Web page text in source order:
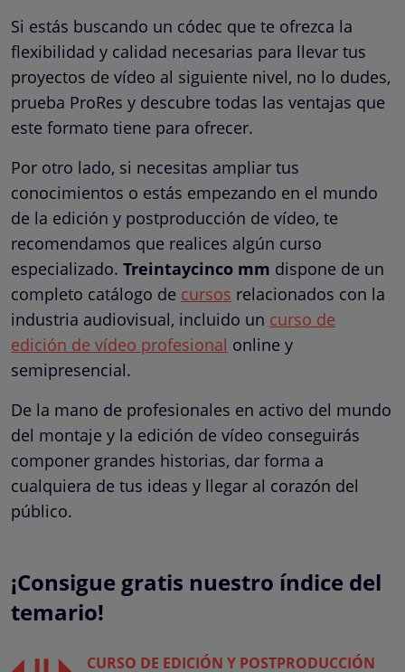
Si estás buscando un códec que te ofrezca la
flexibilidad y calidad necesarias para llevar tus
proyectos de vídeo al siguiente nivel, no lo dudes,
prueba ProRes y descubre todas las ventajas que
este formato tiene para ofrecer.
Por otro lado, si necesitas ampliar tus
conocimientos o estás empezando en el mundo
de la edición y postproducción de vídeo, te
recomendamos que realices algún curso
especializado. Treintaycinco mm dispone de un
completo catálogo de cursos relacionados con la
industria audiovisual, incluido un curso de
edición de vídeo profesional online y
semipresencial.
De la mano de profesionales en activo del mundo
del montaje y la edición de vídeo conseguirás
componer grandes historias, dar forma a
cualquiera de tus ideas y llegar al corazón del
público.
¡Consigue gratis nuestro índice del
temario!
CURSO DE EDICIÓN Y POSTPRODUCCIÓN